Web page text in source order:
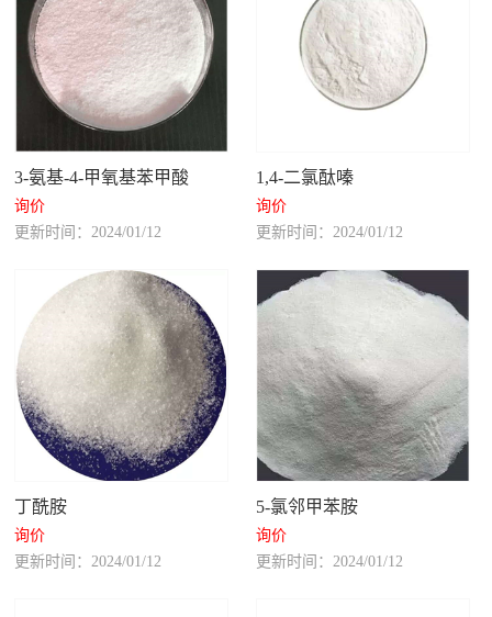
3-氨基-4-甲氧基苯甲酸
询价
更新时间：2024/01/12
1,4-二氯酞嗪
询价
更新时间：2024/01/12
丁酰胺
询价
更新时间：2024/01/12
5-氯邻甲苯胺
询价
更新时间：2024/01/12